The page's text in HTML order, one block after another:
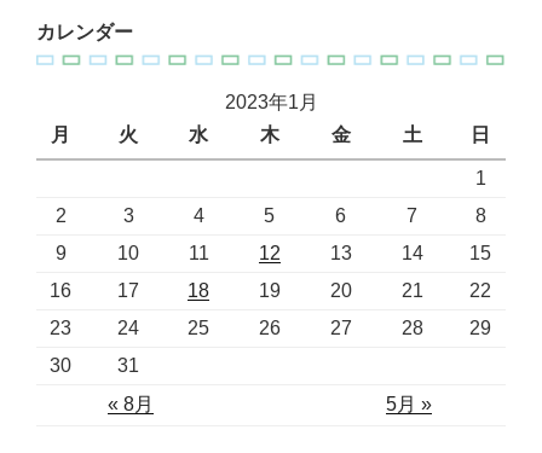
カレンダー
2023年1月
月
火 水 木 金 土 日
« 8月 5月 »
1
2
3 4 5 6 7
8
9
10 11 12 13 14
15
16
17 18 19 20 21
22
23
24 25 26 27 28
29
30
31